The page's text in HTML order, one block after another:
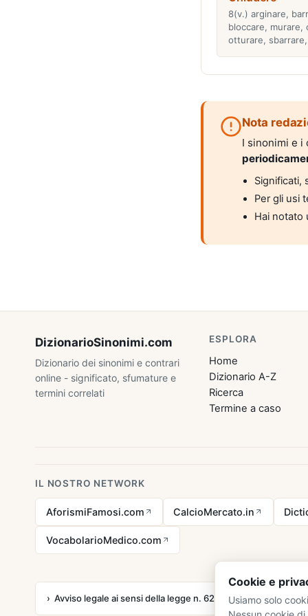
8(v.) arginare,
bloccare, murare,
otturare,
Nota
I sinonimi e
Significati,
Per gli usi
Hai notato
DizionarioSinonimi.com
Dizionario dei sinonimi e contrari
online - significato, sfumature e
termini correlati
ESPLORA
Home
Dizionario A-Z
Ricerca
Termine a caso
IL NOSTRO NETWORK
AforismiFamosi.com CalcioMercato.in
VocabolarioMedico.com
Avviso legale ai sensi della legge n. 62 del 07.03.2001
Cookie e
Usiamo solo